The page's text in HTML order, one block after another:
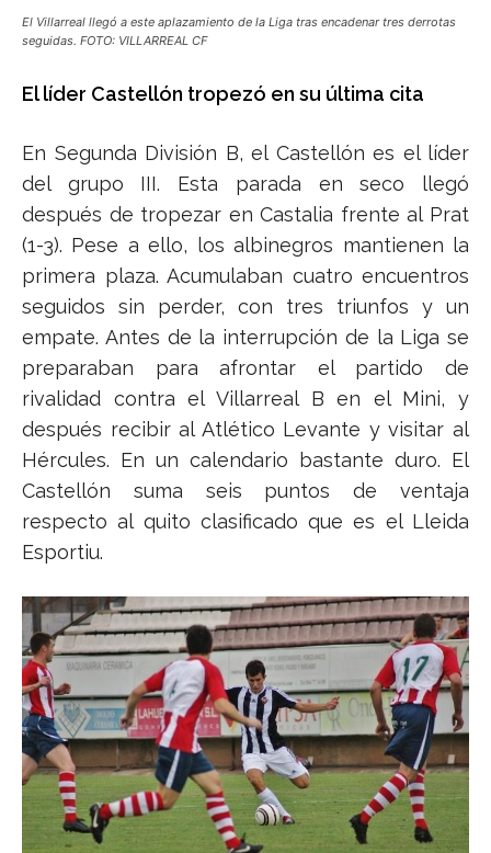
El Villarreal llegó a este aplazamiento de la Liga tras encadenar tres derrotas
seguidas. FOTO: VILLARREAL CF
El líder Castellón tropezó en su última cita
En Segunda División B, el Castellón es el líder
del grupo III. Esta parada en seco llegó
después de tropezar en Castalia frente al Prat
(1-3). Pese a ello, los albinegros mantienen la
primera plaza. Acumulaban cuatro encuentros
seguidos sin perder, con tres triunfos y un
empate. Antes de la interrupción de la Liga se
preparaban para afrontar el partido de
rivalidad contra el Villarreal B en el Mini, y
después recibir al Atlético Levante y visitar al
Hércules. En un calendario bastante duro. El
Castellón suma seis puntos de ventaja
respecto al quito clasificado que es el Lleida
Esportiu.